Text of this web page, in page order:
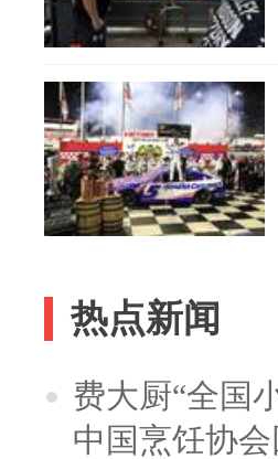
热点新闻
费大厨“全国
中国烹饪协会